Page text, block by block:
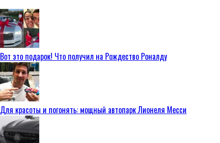
Вот это подарок! Что получил на Рождество Роналду
Для красоты и погонять: мощный автопарк Лионеля Месси